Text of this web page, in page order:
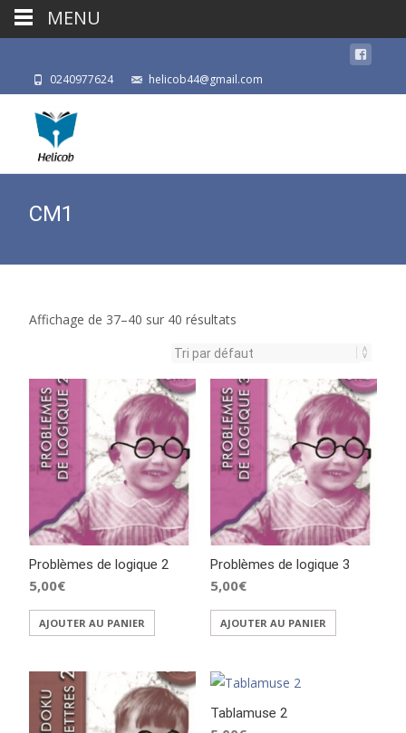
0240977624 helicob44@gmail.com
CM1
Affichage de 37–40 sur 40 résultats
Problèmes de logique 2
5,00€
AJOUTER AU PANIER
Problèmes de logique 3
5,00€
AJOUTER AU PANIER
Tablamuse 2
MENU